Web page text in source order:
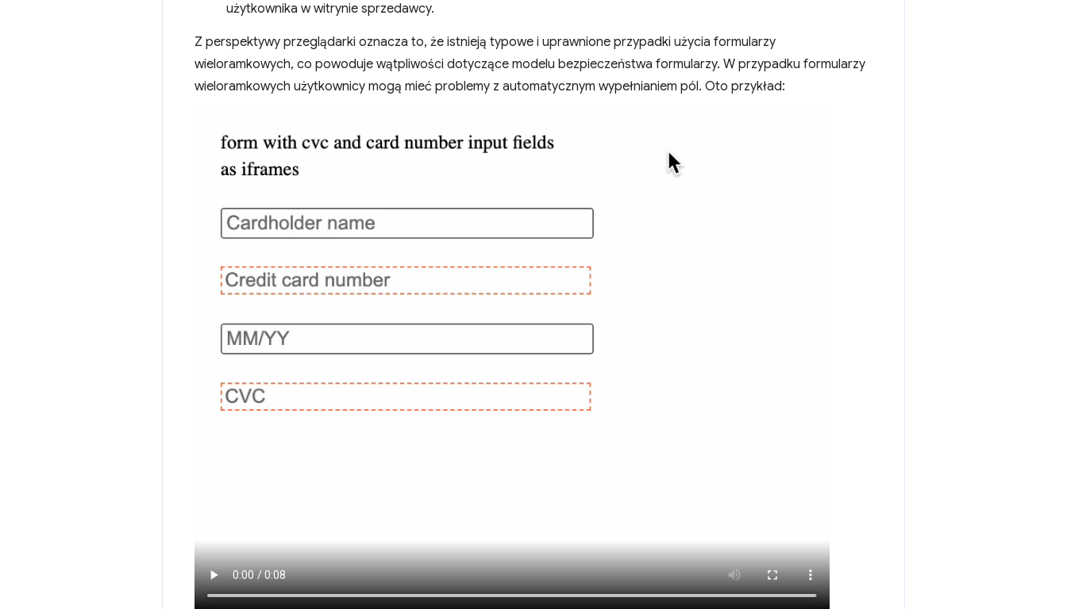
użytkownika w witrynie sprzedawcy.
Z perspektywy przeglądarki oznacza to, że istnieją typowe i uprawnione przypadki użycia formularzy
wieloramkowych, co powoduje wątpliwości dotyczące modelu bezpieczeństwa formularzy. W przypadku formularzy
wieloramkowych użytkownicy mogą mieć problemy z automatycznym wypełnianiem pól. Oto przykład: